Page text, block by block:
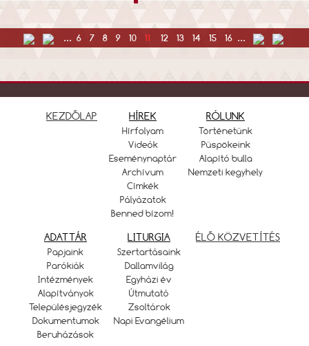
... 6 7 8 9 10 11 12 13 14 15 16 ...
KEZDŐLAP HÍREK
Hírfolyam
Videók
Eseménynaptár
Archívum
Címkék
Pályázatok
Benned bízom!
RÓLUNK
Történetünk
Püspökeink
Alapító bulla
Nemzeti kegyhely
ADATTÁR
Papjaink
Parókiák
Intézmények
Alapítványok
Településjegyzék
Dokumentumok
Beruházások
LITURGIA
Szertartásaink
Dallamvilág
Egyházi év
Útmutató
Zsoltárok
Napi Evangélium
ÉLŐ KÖZVETÍTÉS